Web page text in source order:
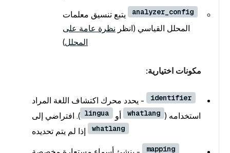
analyzer_config
يتبع تنسيق معلمات
المحلل القياسي (انظر نظرة عامة على
المحلل)
مكونات اختيارية:
identifier
- يحدد محرك اكتشاف اللغة المراد
استخدامه ( whatlang أو lingua ). افتراضي إلى
whatlang إذا لم يتم تحديده
mapping